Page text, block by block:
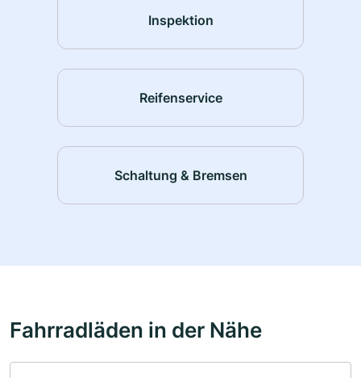
Inspektion
Reifenservice
Schaltung & Bremsen
Fahrradläden in der Nähe